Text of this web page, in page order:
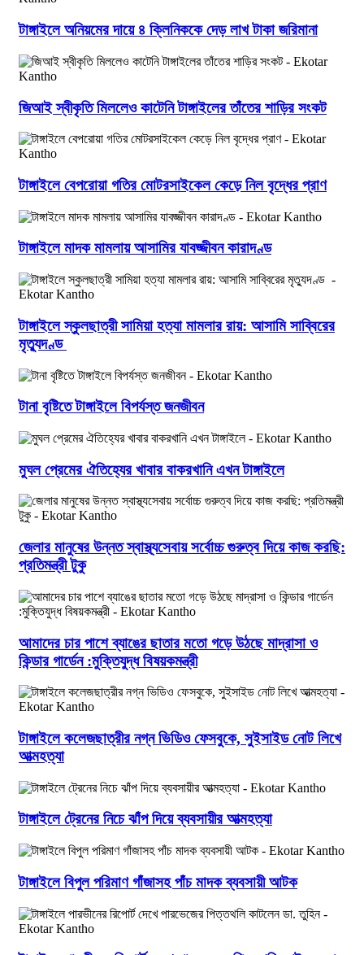
টাঙ্গাইলে অনিয়মের দায়ে ৪ ক্লিনিককে দেড় লাখ টাকা জরিমানা
জিআই স্বীকৃতি মিললেও কাটেনি টাঙ্গাইলের তাঁতের শাড়ির সংকট
টাঙ্গাইলে বেপরোয়া গতির মোটরসাইকেল কেড়ে নিল বৃদ্ধের প্রাণ
টাঙ্গাইলে মাদক মামলায় আসামির যাবজ্জীবন কারাদণ্ড
টাঙ্গাইলে স্কুলছাত্রী সামিয়া হত্যা মামলার রায়: আসামি সাব্বিরের
মৃত্যুদণ্ড
টানা বৃষ্টিতে টাঙ্গাইলে বিপর্যস্ত জনজীবন
মুঘল প্রেমের ঐতিহ্যের খাবার বাকরখানি এখন টাঙ্গাইলে
জেলার মানুষের উন্নত স্বাস্থ্যসেবায় সর্বোচ্চ গুরুত্ব দিয়ে কাজ করছি:
প্রতিমন্ত্রী টুকু
আমাদের চার পাশে ব্যাঙের ছাতার মতো গড়ে উঠছে মাদ্রাসা ও
কিন্ডার গার্ডেন :মুক্তিযুদ্ধ বিষয়কমন্ত্রী
টাঙ্গাইলে কলেজছাত্রীর নগ্ন ভিডিও ফেসবুকে, সুইসাইড নোট লিখে
আত্মহত্যা
টাঙ্গাইলে ট্রেনের নিচে ঝাঁপ দিয়ে ব্যবসায়ীর আত্মহত্যা
টাঙ্গাইলে বিপুল পরিমাণ গাঁজাসহ পাঁচ মাদক ব্যবসায়ী আটক